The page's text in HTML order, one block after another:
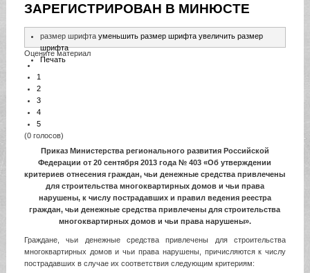
ЗАРЕГИСТРИРОВАН В МИНЮСТЕ
размер шрифта уменьшить размер шрифта увеличить размер
шрифта
Печать
Оцените материал
1
2
3
4
5
(0 голосов)
Приказ Министерства регионального развития Российской
Федерации от 20 сентября 2013 года № 403 «Об утверждении
критериев отнесения граждан, чьи денежные средства привлечены
для строительства многоквартирных домов и чьи права
нарушены, к числу пострадавших и правил ведения реестра
граждан, чьи денежные средства привлечены для строительства
многоквартирных домов и чьи права нарушены».
Граждане, чьи денежные средства привлечены для строительства
многоквартирных домов и чьи права нарушены, причисляются к числу
пострадавших в случае их соответствия следующим критериям: